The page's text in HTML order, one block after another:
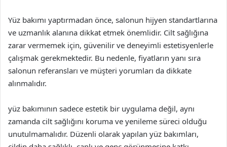
Yüz bakımı yaptırmadan önce, salonun hijyen standartlarına
ve uzmanlık alanına dikkat etmek önemlidir. Cilt sağlığına
zarar vermemek için, güvenilir ve deneyimli estetisyenlerle
çalışmak gerekmektedir. Bu nedenle, fiyatların yanı sıra
salonun referansları ve müşteri yorumları da dikkate
alınmalıdır.
yüz bakımının sadece estetik bir uygulama değil, aynı
zamanda cilt sağlığını koruma ve yenileme süreci olduğu
unutulmamalıdır. Düzenli olarak yapılan yüz bakımları,